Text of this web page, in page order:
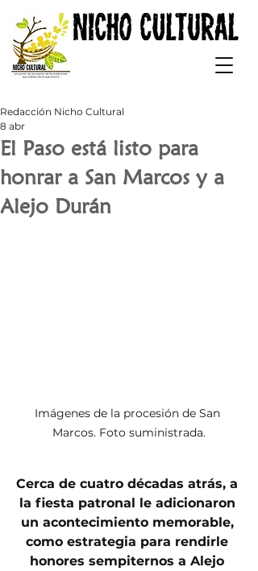
El Paso está listo para
honrar a San Marcos y a
Alejo Durán
Redacción Nicho Cultural
8 abr
Imágenes de la procesión de San
Marcos. Foto suministrada.
Cerca de cuatro décadas atrás, a
la fiesta patronal le adicionaron
un acontecimiento memorable,
como estrategia para rendirle
honores sempiternos a Alejo